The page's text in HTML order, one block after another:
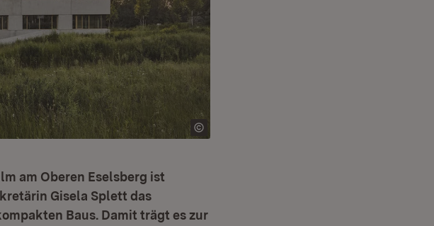
am Oberen Eselsberg ist
Gisela Splett das
Baus. Damit trägt es zur